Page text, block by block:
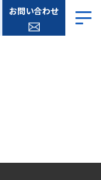
お問い合わせ